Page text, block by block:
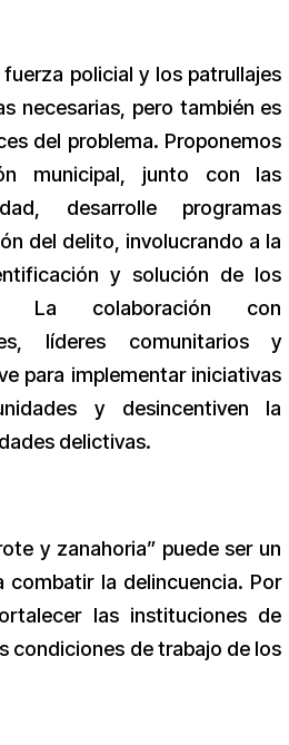
policial y los patrullajes
necesarias, pero también es
del problema. Proponemos
municipal, junto con las
desarrolle programas
del delito, involucrando a la
y solución de los
La colaboración con
líderes comunitarios y
para implementar iniciativas
y desincentiven la
delictivas.
y zanahoria” puede ser un
combatir la delincuencia. Por
las instituciones de
condiciones de trabajo de los